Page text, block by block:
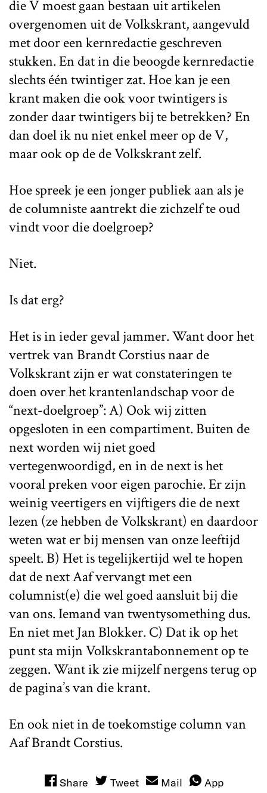
die V moest gaan bestaan uit artikelen
overgenomen uit de Volkskrant, aangevuld
met door een kernredactie geschreven
stukken. En dat in die beoogde kernredactie
slechts één twintiger zat. Hoe kan je een
krant maken die ook voor twintigers is
zonder daar twintigers bij te betrekken? En
dan doel ik nu niet enkel meer op de V,
maar ook op de de Volkskrant zelf.
Hoe spreek je een jonger publiek aan als je
de columniste aantrekt die zichzelf te oud
vindt voor die doelgroep?
Niet.
Is dat erg?
Het is in ieder geval jammer. Want door het
vertrek van Brandt Corstius naar de
Volkskrant zijn er wat constateringen te
doen over het krantenlandschap voor de
“next-doelgroep”: A) Ook wij zitten
opgesloten in een compartiment. Buiten de
next worden wij niet goed
vertegenwoordigd, en in de next is het
vooral preken voor eigen parochie. Er zijn
weinig veertigers en vijftigers die de next
lezen (ze hebben de Volkskrant) en daardoor
weten wat er bij mensen van onze leeftijd
speelt. B) Het is tegelijkertijd wel te hopen
dat de next Aaf vervangt met een
columnist(e) die wel goed aansluit bij die
van ons. Iemand van twentysomething dus.
En niet met Jan Blokker. C) Dat ik op het
punt sta mijn Volkskrantabonnement op te
zeggen. Want ik zie mijzelf nergens terug op
de pagina’s van die krant.
En ook niet in de toekomstige column van
Aaf Brandt Corstius.
Share Tweet Mail App